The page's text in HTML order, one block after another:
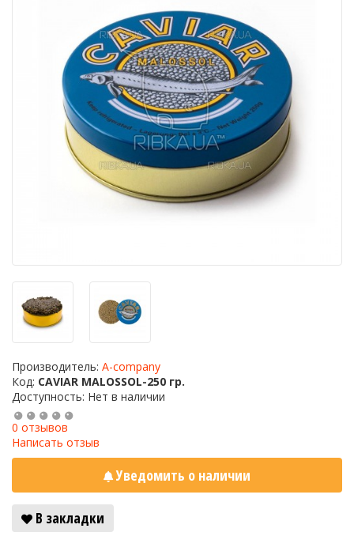
Производитель: A-company
Код: CAVIAR MALOSSOL-250 гр.
Доступность: Нет в наличии
0 отзывов
Написать отзыв
Уведомить о наличии
В закладки